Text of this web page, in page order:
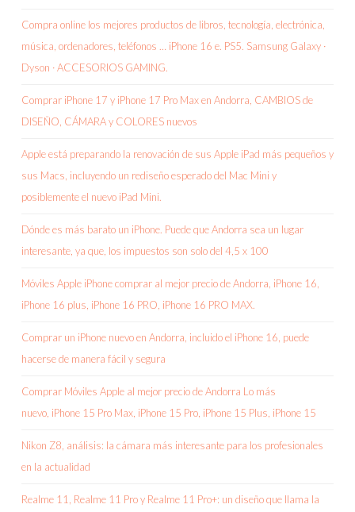
Compra online los mejores productos de libros, tecnología, electrónica,
música, ordenadores, teléfonos … iPhone 16 e. PS5. Samsung Galaxy ·
Dyson · ACCESORIOS GAMING.
Comprar iPhone 17 y iPhone 17 Pro Max en Andorra, CAMBIOS de
DISEÑO, CÁMARA y COLORES nuevos
Apple está preparando la renovación de sus Apple iPad más pequeños y
sus Macs, incluyendo un rediseño esperado del Mac Mini y
posiblemente el nuevo iPad Mini.
Dónde es más barato un iPhone. Puede que Andorra sea un lugar
interesante, ya que, los impuestos son solo del 4,5 x 100
Móviles Apple iPhone comprar al mejor precio de Andorra, iPhone 16,
iPhone 16 plus, iPhone 16 PRO, iPhone 16 PRO MAX.
Comprar un iPhone nuevo en Andorra, incluido el iPhone 16, puede
hacerse de manera fácil y segura
Comprar Móviles Apple al mejor precio de Andorra Lo más
nuevo, iPhone 15 Pro Max, iPhone 15 Pro, iPhone 15 Plus, iPhone 15
Nikon Z8, análisis: la cámara más interesante para los profesionales
en la actualidad
Realme 11, Realme 11 Pro y Realme 11 Pro+: un diseño que llama la